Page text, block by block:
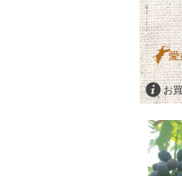
お